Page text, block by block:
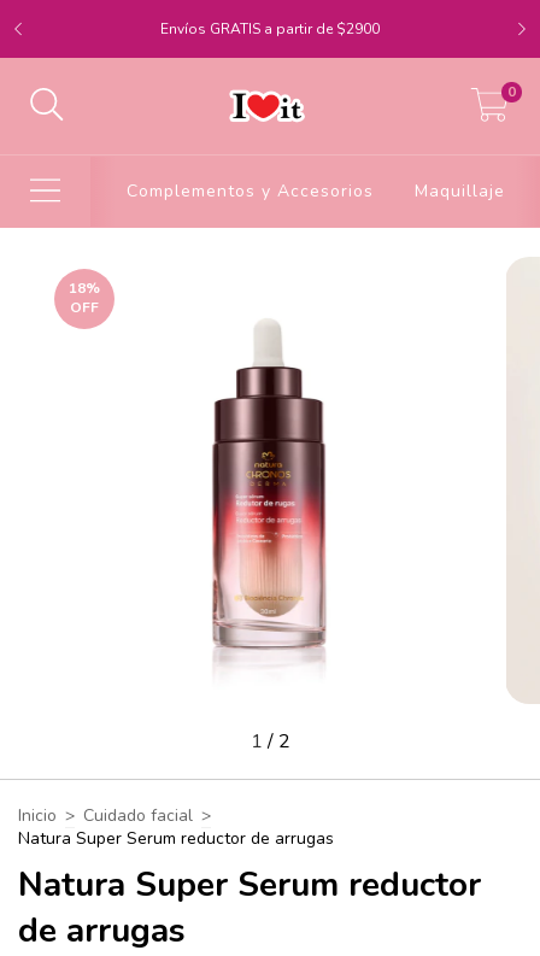
Envíos GRATIS a partir de $2900
0
Complementos y Accesorios Maquillaje
18%
OFF
1/ 2
Inicio > Cuidado facial >
Natura Super Serum reductor de arrugas
Natura Super Serum reductor
de arrugas